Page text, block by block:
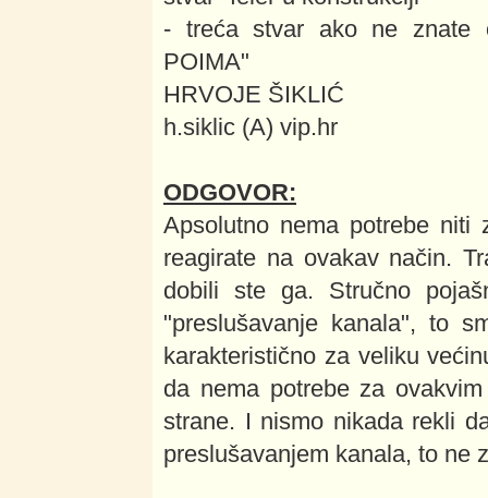
- treća stvar ako ne znate
POIMA"
HRVOJE ŠIKLIĆ
h.siklic (A) vip.hr
ODGOVOR:
Apsolutno nema potrebe niti
reagirate na ovakav način.
dobili ste ga. Stručno
"preslušavanje kanala", to
karakteristično za veliku
da nema potrebe za
strane. I nismo nikada rekli
preslušavanjem kanala, to ne